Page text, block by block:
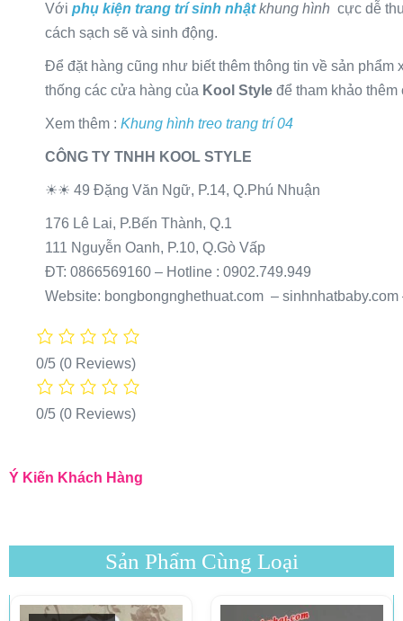
Với phụ kiện trang trí sinh nhật khung hình cực dễ
cách sạch sẽ và sinh động.
Để đặt hàng cũng như biết thêm thông tin về sản
thống các cửa hàng của Kool Style để tham khảo
Xem thêm : Khung hình treo trang trí 04
CÔNG TY TNHH KOOL STYLE
☀☀ 49 Đặng Văn Ngữ, P.14, Q.Phú Nhuận
176 Lê Lai, P.Bến Thành, Q.1
111 Nguyễn Oanh, P.10, Q.Gò Vấp
ĐT: 0866569160 – Hotline : 0902.749.949
Website: bongbongnghethuat.com –
0/5 (0 Reviews)
0/5 (0 Reviews)
Ý Kiến Khách Hàng
Sản Phẩm Cùng Loại